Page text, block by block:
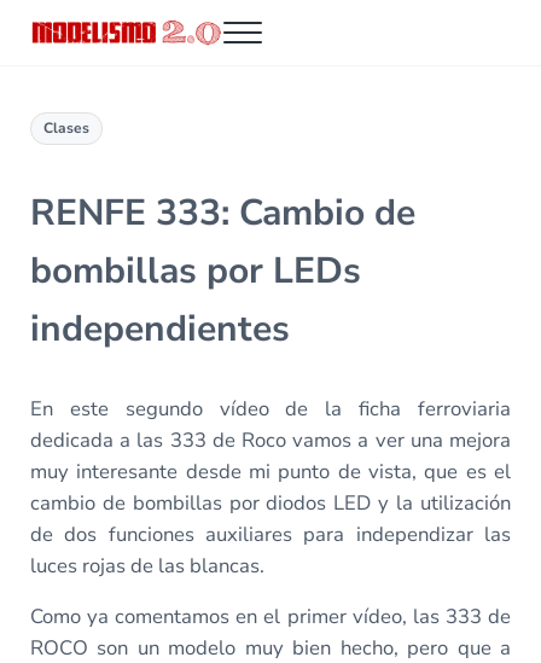
Menu
Clases
RENFE 333: Cambio de
bombillas por LEDs
independientes
En este segundo vídeo de la ficha ferroviaria
dedicada a las 333 de Roco vamos a ver una mejora
muy interesante desde mi punto de vista, que es el
cambio de bombillas por diodos LED y la utilización
de dos funciones auxiliares para independizar las
luces rojas de las blancas.
Como ya comentamos en el primer vídeo, las 333 de
ROCO son un modelo muy bien hecho, pero que a